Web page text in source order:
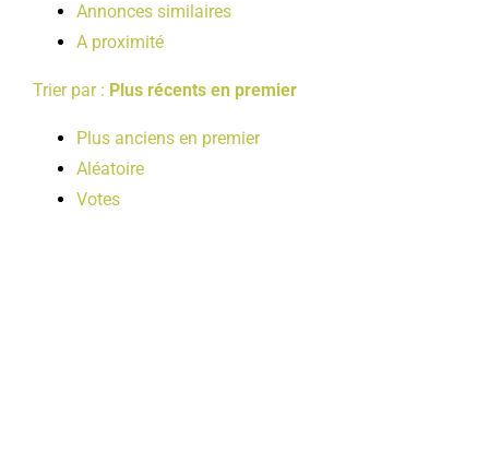
Annonces similaires
A proximité
Trier par : Plus récents en premier
Plus anciens en premier
Aléatoire
Votes